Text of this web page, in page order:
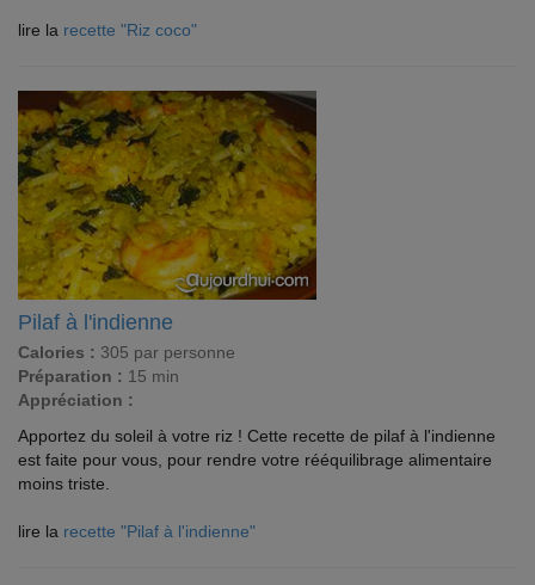
lire la recette "Riz coco"
Pilaf à l'indienne
Calories : 305 par personne
Préparation : 15 min
Appréciation :
Apportez du soleil à votre riz ! Cette recette de pilaf à l'indienne
est faite pour vous, pour rendre votre rééquilibrage alimentaire
moins triste.
lire la recette "Pilaf à l'indienne"